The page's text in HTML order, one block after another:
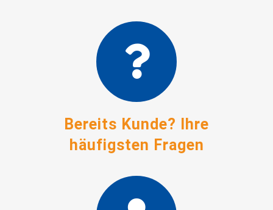
Bereits Kunde? Ihre
häufigsten Fragen